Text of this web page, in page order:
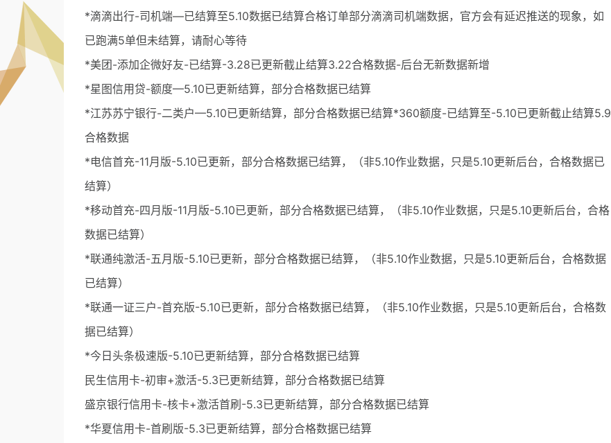
*滴滴出行-司机端—已结算至5.10数据已结算合格订单部分滴滴司机端数据，官方会有延迟推送的现象，如
已跑满5单但未结算，请耐心等待
*美团-添加企微好友-已结算-3.28已更新截止结算3.22合格数据-后台无新数据新增
*星图信用贷-额度—5.10已更新结算，部分合格数据已结算
*江苏苏宁银行-二类户—5.10已更新结算，部分合格数据已结算*360额度-已结算至-5.10已更新截止结算5.9
合格数据
*电信首充-11月版-5.10已更新，部分合格数据已结算，（非5.10作业数据，只是5.10更新后台，合格数据已
结算）
*移动首充-四月版-11月版-5.10已更新，部分合格数据已结算，（非5.10作业数据，只是5.10更新后台，合格
数据已结算）
*联通纯激活-五月版-5.10已更新，部分合格数据已结算，（非5.10作业数据，只是5.10更新后台，合格数据
已结算）
*联通一证三户-首充版-5.10已更新，部分合格数据已结算，（非5.10作业数据，只是5.10更新后台，合格数
据已结算）
*今日头条极速版-5.10已更新结算，部分合格数据已结算
民生信用卡-初审+激活-5.3已更新结算，部分合格数据已结算
盛京银行信用卡-核卡+激活首刷-5.3已更新结算，部分合格数据已结算
*华夏信用卡-首刷版-5.3已更新结算，部分合格数据已结算